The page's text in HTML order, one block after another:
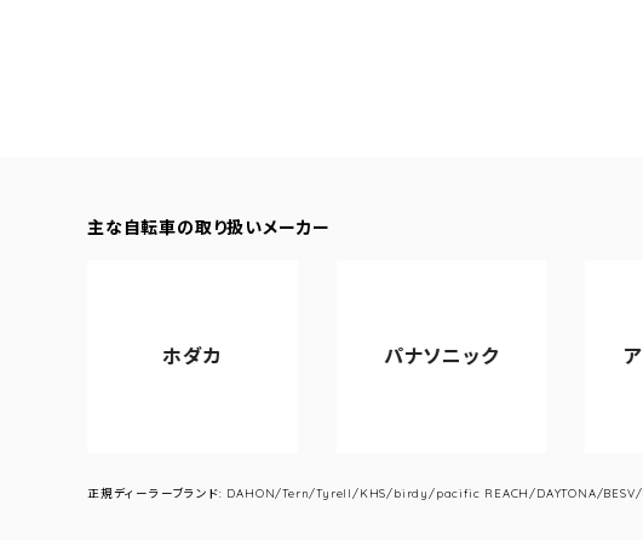
主な自転車の取り扱いメーカー
ホダカ パナソニック アサ
正規ディーラーブランド: DAHON/Tern/Tyrell/KHS/birdy/pacific REACH/DAYTONA/